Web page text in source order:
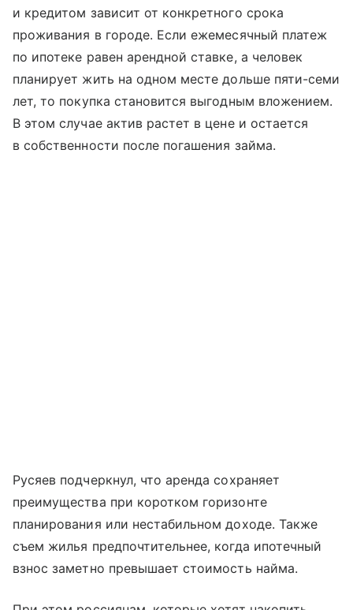
и кредитом зависит от конкретного срока
проживания в городе. Если ежемесячный платеж
по ипотеке равен арендной ставке, а человек
планирует жить на одном месте дольше пяти-семи
лет, то покупка становится выгодным вложением.
В этом случае актив растет в цене и остается
в собственности после погашения займа.
Русяев подчеркнул, что аренда сохраняет
преимущества при коротком горизонте
планирования или нестабильном доходе. Также
съем жилья предпочтительнее, когда ипотечный
взнос заметно превышает стоимость найма.